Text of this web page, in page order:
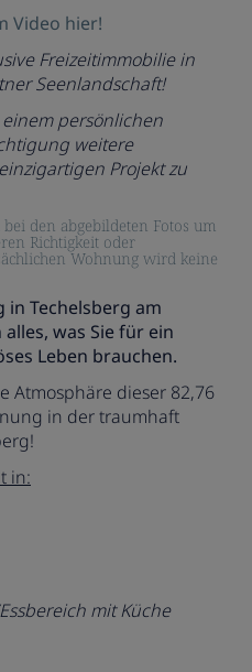
Video hier!
Freizeitimmobilie in
Seenlandschaft!
persönlichen
weitere
Projekt zu
bei den abgebildeten Fotos um
Richtigkeit oder
Wohnung wird keine
in Techelsberg am
was Sie für ein
Leben brauchen.
Atmosphäre dieser 82,76
in der traumhaft
in:
mit Küche